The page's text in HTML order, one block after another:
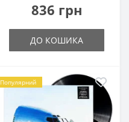
836 грн
ДО КОШИКА
Популярний